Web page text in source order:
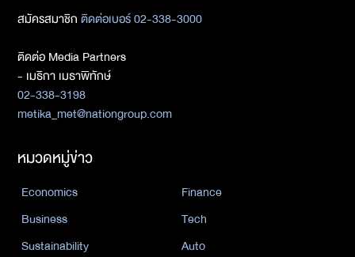
สมัครสมาชิกติดต่อเบอร์ 02-338-3000
ติดต่อ Media Partners
- เมธิกา เมธาพิทักษ์
02-338-3198
metika_met@nationgroup.com
หมวดหมู่ข่าว
Economics
Finance
Business
Tech
Sustainability
Auto